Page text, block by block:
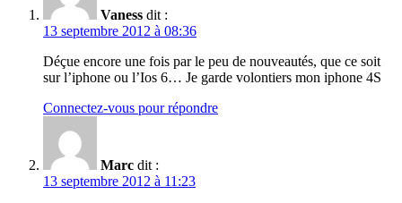
Vaness dit :
13 septembre 2012 à 08:36
Déçue encore une fois par le peu de nouveautés, que ce soit
sur l’iphone ou l’Ios 6… Je garde volontiers mon iphone 4S
Connectez-vous pour répondre
Marc dit :
13 septembre 2012 à 11:23